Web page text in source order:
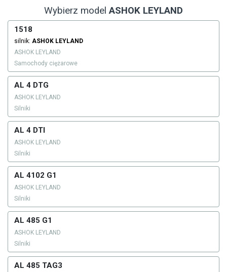
Wybierz modelASHOK LEYLAND
1518
silnik: ASHOK LEYLAND
ASHOK LEYLAND
Samochody ciężarowe
AL 4 DTG
ASHOK LEYLAND
Silniki
AL 4 DTI
ASHOK LEYLAND
Silniki
AL 4102 G1
ASHOK LEYLAND
Silniki
AL 485 G1
ASHOK LEYLAND
Silniki
AL 485 TAG3